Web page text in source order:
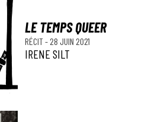
LE TEMPS QUEER
RÉCIT- 28 JUIN 2021
IRENE SILT